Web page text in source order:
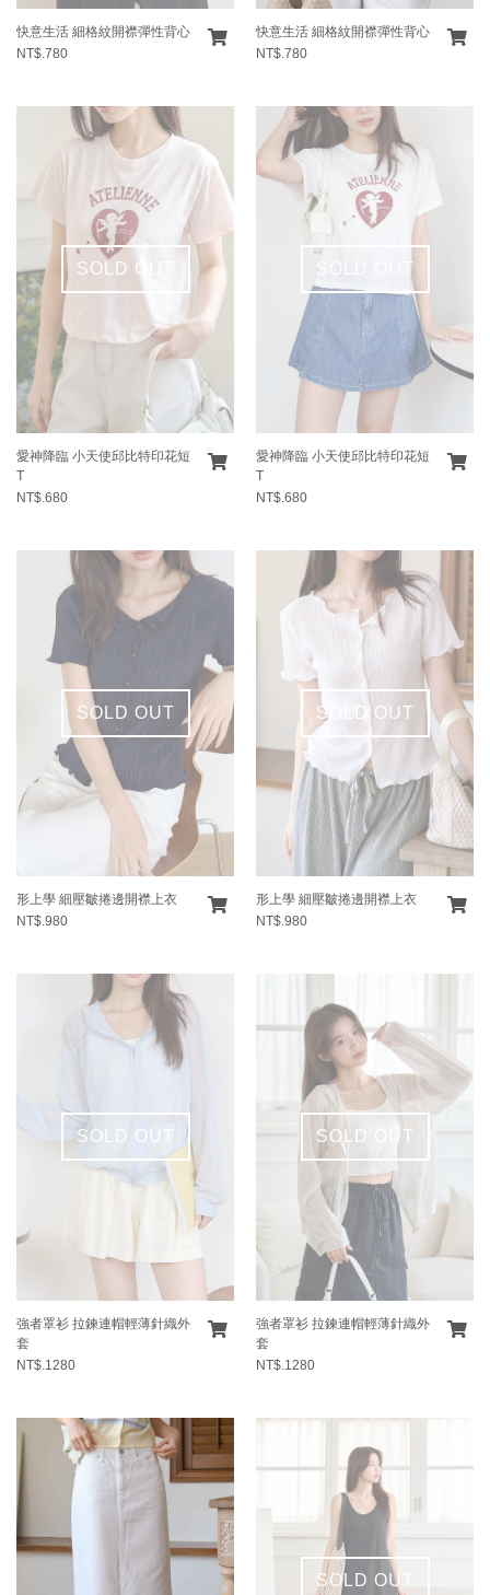
快意生活 細格紋開襟彈性背心
NT$.780
快意生活 細格紋開襟彈性背心
NT$.780
SOLD OUT
愛神降臨 小天使邱比特印花短
T
NT$.680
SOLD OUT
愛神降臨 小天使邱比特印花短
T
NT$.680
SOLD OUT
形上學 細壓皺捲邊開襟上衣
NT$.980
SOLD OUT
形上學 細壓皺捲邊開襟上衣
NT$.980
SOLD OUT
強者罩衫 拉鍊連帽輕薄針織外
套
NT$.1280
SOLD OUT
強者罩衫 拉鍊連帽輕薄針織外
套
NT$.1280
SOLD OUT